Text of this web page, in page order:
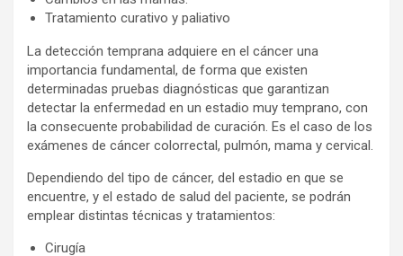
Tratamiento curativo y paliativo
La detección temprana adquiere en el cáncer una
importancia fundamental, de forma que existen
determinadas pruebas diagnósticas que garantizan
detectar la enfermedad en un estadio muy temprano, con
la consecuente probabilidad de curación. Es el caso de los
exámenes de cáncer colorrectal, pulmón, mama y cervical.
Dependiendo del tipo de cáncer, del estadio en que se
encuentre, y el estado de salud del paciente, se podrán
emplear distintas técnicas y tratamientos:
Cirugía